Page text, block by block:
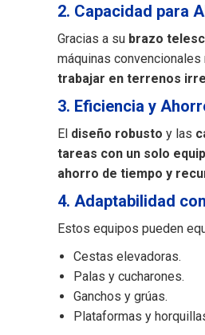
2. Capacidad para
Gracias a su brazo
máquinas
trabajar en terrenos
3. Eficiencia y
El diseño robusto y las
tareas con un solo
ahorro de tiempo y
4. Adaptabilidad
Estos equipos pueden
Cestas elevadoras.
Palas y cucharones.
Ganchos y grúas.
Plataformas y